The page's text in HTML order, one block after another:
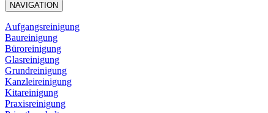
NAVIGATION
Aufgangsreinigung
Baureinigung
Büroreinigung
Glasreinigung
Grundreinigung
Kanzleireinigung
Kitareinigung
Praxisreinigung